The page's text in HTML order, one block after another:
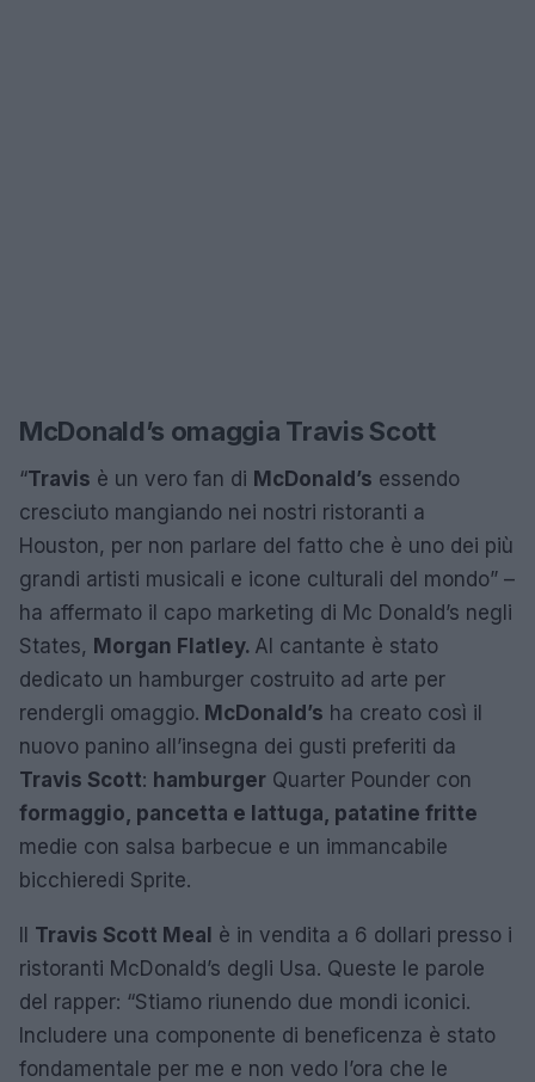
McDonald’s omaggia Travis Scott
“Travis è un vero fan di McDonald’s essendo
cresciuto mangiando nei nostri ristoranti a
Houston, per non parlare del fatto che è uno dei più
grandi artisti musicali e icone culturali del mondo” –
ha affermato il capo marketing di Mc Donald’s negli
States, Morgan Flatley. Al cantante è stato
dedicato un hamburger costruito ad arte per
rendergli omaggio. McDonald’s ha creato così il
nuovo panino all’insegna dei gusti preferiti da
Travis Scott: hamburger Quarter Pounder con
formaggio, pancetta e lattuga, patatine fritte
medie con salsa barbecue e un immancabile
bicchieredi Sprite.
Il Travis Scott Meal è in vendita a 6 dollari presso i
ristoranti McDonald’s degli Usa. Queste le parole
del rapper: “Stiamo riunendo due mondi iconici.
Includere una componente di beneficenza è stato
fondamentale per me e non vedo l’ora che le